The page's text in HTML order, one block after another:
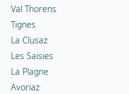
Val Thorens
Tignes
La Clusaz
Les Saisies
La Plagne
Avoriaz